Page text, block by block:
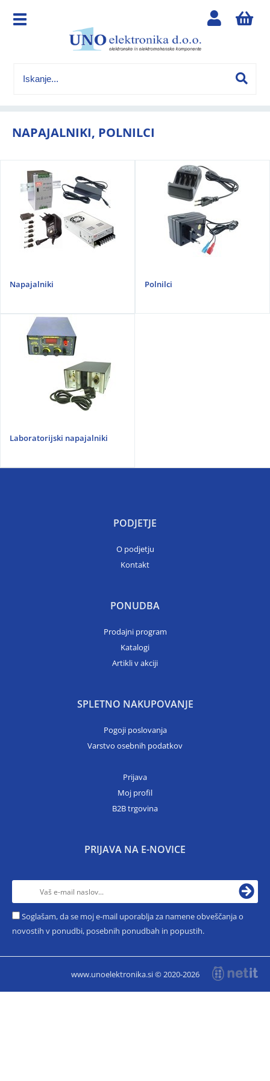
NAPAJALNIKI, POLNILCI
Napajalniki Polnilci
Laboratorijski napajalniki
PODJETJE
O podjetju
Kontakt
PONUDBA
Prodajni program
Katalogi
Artikli v akciji
SPLETNO NAKUPOVANJE
Pogoji poslovanja
Varstvo osebnih podatkov
Prijava
Moj profil
B2B trgovina
PRIJAVA NA E-NOVICE
Soglašam, da se moj e-mail uporablja za namene obveščanja o
novostih v ponudbi, posebnih ponudbah in popustih.
www.unoelektronika.si © 2020-2026